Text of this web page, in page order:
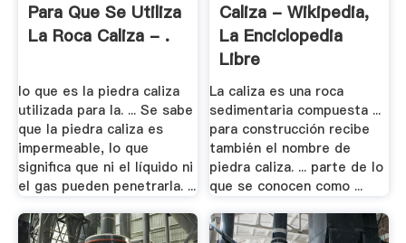
Para Que Se Utiliza
La Roca Caliza - .
lo que es la piedra caliza
utilizada para la. ... Se sabe
que la piedra caliza es
impermeable, lo que
significa que ni el líquido ni
el gas pueden penetrarla. ...
Caliza - Wikipedia,
La Enciclopedia
Libre
La caliza es una roca
sedimentaria compuesta ...
para construcción recibe
también el nombre de
piedra caliza. ... parte de lo
que se conocen como ...